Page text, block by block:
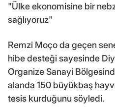
"Ülke ekonomisine bir
sağlıyoruz"
Remzi Moço da geçen
hibe desteği sayesinde
Organize Sanayi
alanda 150 büyükbaş
tesis kurduğunu söyledi.